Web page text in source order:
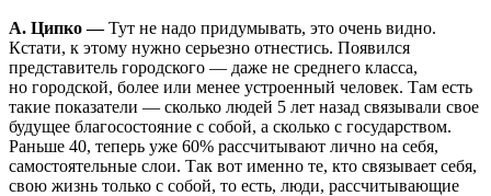
А. Ципко —Тут не надо придумывать, это очень видно.
Кстати, к этому нужно серьезно отнестись. Появился
представитель городского — даже не среднего класса,
но городской, более или менее устроенный человек. Там есть
такие показатели — сколько людей 5 лет назад связывали свое
будущее благосостояние с собой, а сколько с государством.
Раньше 40, теперь уже 60% рассчитывают лично на себя,
самостоятельные слои. Так вот именно те, кто связывает себя,
свою жизнь только с собой, то есть, люди, рассчитывающие